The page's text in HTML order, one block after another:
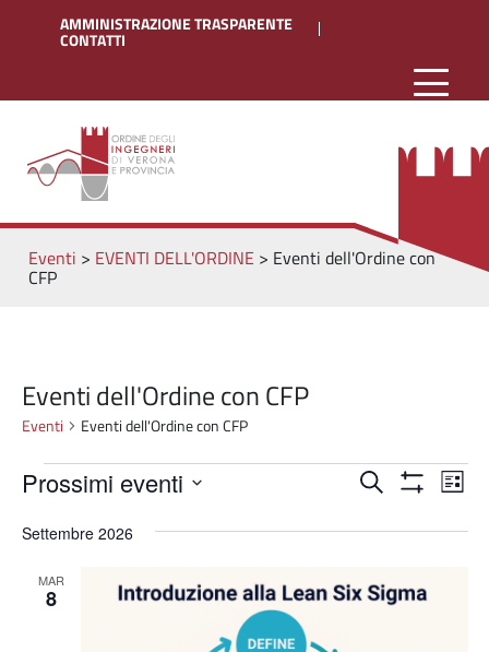
AMMINISTRAZIONE TRASPARENTE
CONTATTI
Eventi > EVENTI DELL'ORDINE > Eventi dell'Ordine con
CFP
Eventi dell'Ordine con CFP
Eventi Eventi dell'Ordine con CFP
Eventi Eventi
viste
Cerca Lista
Prossimi eventi
la
Settembre 2026
MAR
8